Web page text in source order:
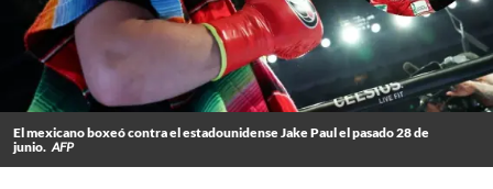
El mexicano boxeó contra el estadounidense Jake Paul el pasado 28 de
junio. AFP